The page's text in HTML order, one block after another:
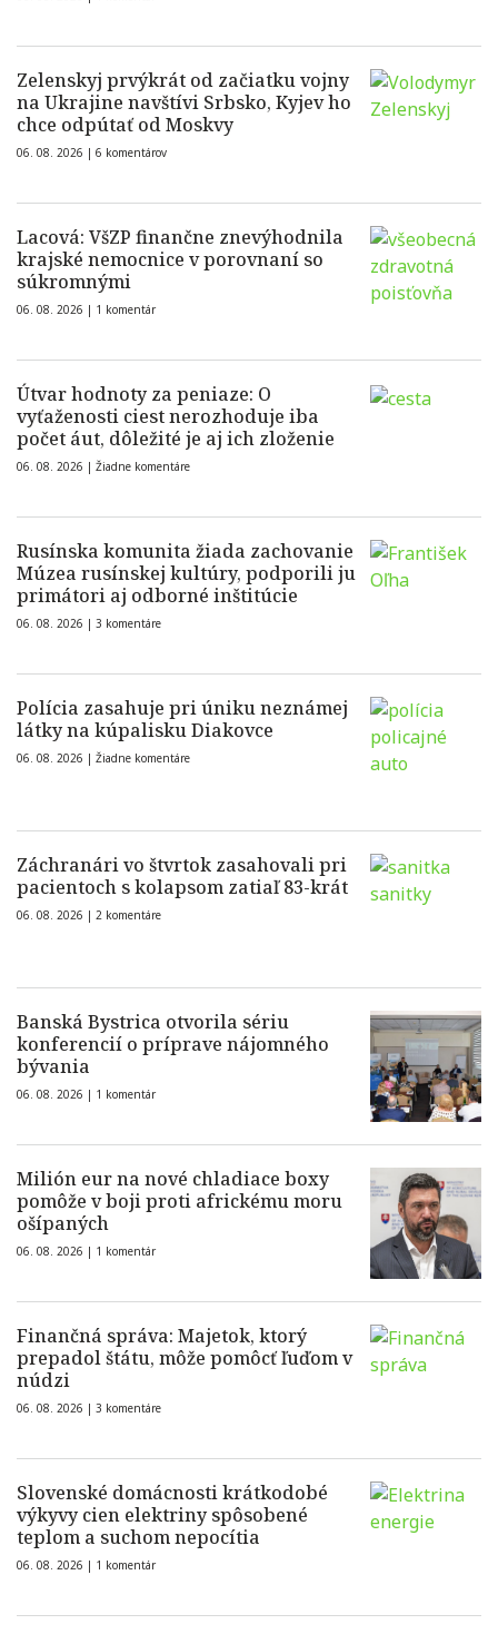
Zelenskyj prvýkrát od začiatku vojny
na Ukrajine navštívi Srbsko, Kyjev ho
chce odpútať od Moskvy
06. 08. 2026 | 6 komentárov
Lacová: VšZP finančne znevýhodnila
krajské nemocnice v porovnaní so
súkromnými
06. 08. 2026 | 1 komentár
Útvar hodnoty za peniaze: O
vyťaženosti ciest nerozhoduje iba
počet áut, dôležité je aj ich zloženie
06. 08. 2026 | Žiadne komentáre
Rusínska komunita žiada zachovanie
Múzea rusínskej kultúry, podporili ju
primátori aj odborné inštitúcie
06. 08. 2026 | 3 komentáre
Polícia zasahuje pri úniku neznámej
látky na kúpalisku Diakovce
06. 08. 2026 | Žiadne komentáre
Záchranári vo štvrtok zasahovali pri
pacientoch s kolapsom zatiaľ 83-krát
06. 08. 2026 | 2 komentáre
Banská Bystrica otvorila sériu
konferencií o príprave nájomného
bývania
06. 08. 2026 | 1 komentár
Milión eur na nové chladiace boxy
pomôže v boji proti africkému moru
ošípaných
06. 08. 2026 | 1 komentár
Finančná správa: Majetok, ktorý
prepadol štátu, môže pomôcť ľuďom v
núdzi
06. 08. 2026 | 3 komentáre
Slovenské domácnosti krátkodobé
výkyvy cien elektriny spôsobené
teplom a suchom nepocítia
06. 08. 2026 | 1 komentár